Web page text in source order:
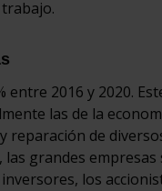
2016 y 2020.
las de la
reparación de
grandes
los